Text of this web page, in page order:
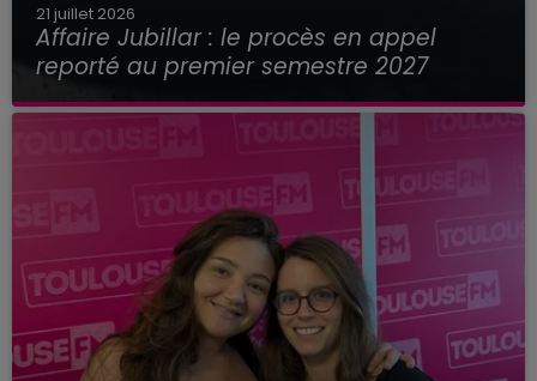
21 juillet 2026
Affaire Jubillar : le procès en appel
reporté au premier semestre 2027